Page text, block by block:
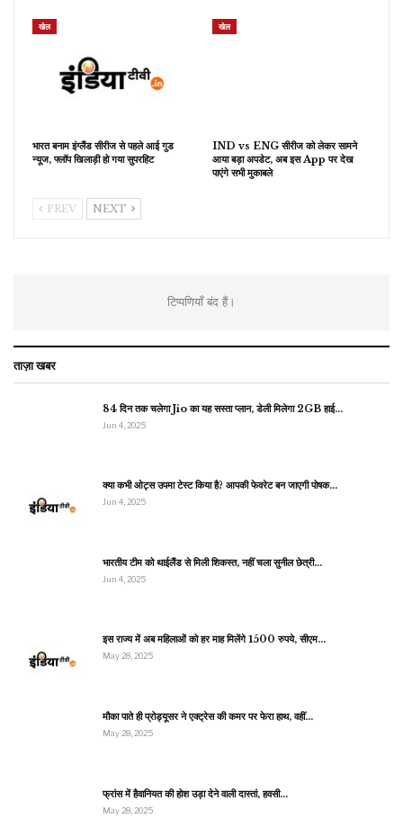
खेल
भारत बनाम इंग्लैंड सीरीज से पहले आई गुड
न्यूज, फ्लॉप खिलाड़ी हो गया सुपरहिट
खेल
IND vs ENG सीरीज को लेकर सामने
आया बड़ा अपडेट, अब इस App पर देख
पाएंगे सभी मुकाबले
PREV NEXT
टिप्पणियाँ बंद हैं।
ताज़ा खबर
84 दिन तक चलेगा Jio का यह सस्ता प्लान, डेली मिलेगा 2GB हाई…
Jun 4, 2025
क्या कभी ओट्स उपमा टेस्ट किया है? आपकी फेवरेट बन जाएगी पोषक…
Jun 4, 2025
भारतीय टीम को थाईलैंड से मिली शिकस्त, नहीं चला सुनील छेत्री…
Jun 4, 2025
इस राज्य में अब महिलाओं को हर माह मिलेंगे 1500 रुपये, सीएम…
May 28, 2025
मौका पाते ही प्रोड्यूसर ने एक्ट्रेस की कमर पर फेरा हाथ, वहीं…
May 28, 2025
फ्रांस में हैवानियत की होश उड़ा देने वाली दास्तां, हवसी…
May 28, 2025